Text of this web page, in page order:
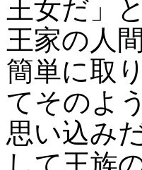
王女だ」
王家の人
簡単に取
てそのよ
思い込み